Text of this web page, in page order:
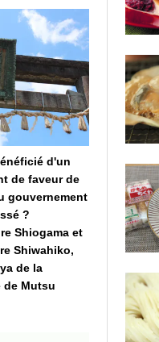
d'un
de faveur de
gouvernement
?
Shiogama et
Shiwahiko,
de la
de Mutsu